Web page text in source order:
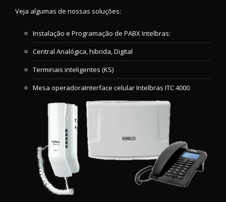
Veja algumas de nossas soluções:
Instalação e Programação de PABX Intelbras:
Central Analógica, hibrida, Digital
Terminais inteligentes (KS)
Mesa operadoraInterface celular Intelbras ITC 4000